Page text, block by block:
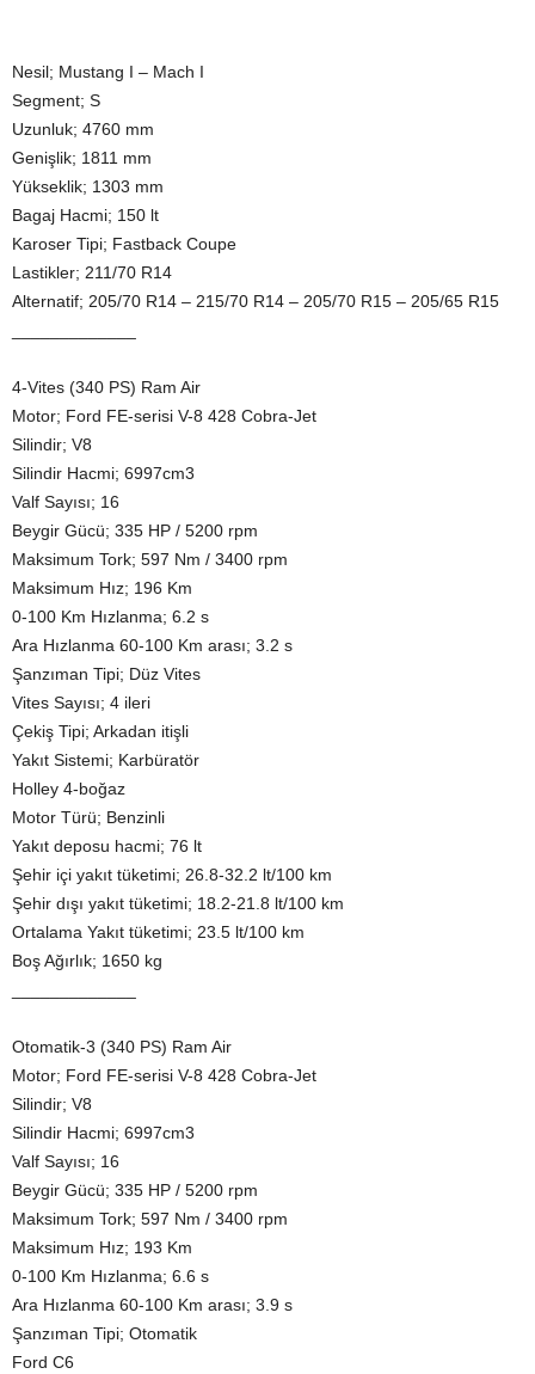
Nesil; Mustang I – Mach I
Segment; S
Uzunluk; 4760 mm
Genişlik; 1811 mm
Yükseklik; 1303 mm
Bagaj Hacmi; 150 lt
Karoser Tipi; Fastback Coupe
Lastikler; 211/70 R14
Alternatif; 205/70 R14 – 215/70 R14 – 205/70 R15 – 205/65 R15
4-Vites (340 PS) Ram Air
Motor; Ford FE-serisi V-8 428 Cobra-Jet
Silindir; V8
Silindir Hacmi; 6997cm3
Valf Sayısı; 16
Beygir Gücü; 335 HP / 5200 rpm
Maksimum Tork; 597 Nm / 3400 rpm
Maksimum Hız; 196 Km
0-100 Km Hızlanma; 6.2 s
Ara Hızlanma 60-100 Km arası; 3.2 s
Şanzıman Tipi; Düz Vites
Vites Sayısı; 4 ileri
Çekiş Tipi; Arkadan itişli
Yakıt Sistemi; Karbüratör
Holley 4-boğaz
Motor Türü; Benzinli
Yakıt deposu hacmi; 76 lt
Şehir içi yakıt tüketimi; 26.8-32.2 lt/100 km
Şehir dışı yakıt tüketimi; 18.2-21.8 lt/100 km
Ortalama Yakıt tüketimi; 23.5 lt/100 km
Boş Ağırlık; 1650 kg
Otomatik-3 (340 PS) Ram Air
Motor; Ford FE-serisi V-8 428 Cobra-Jet
Silindir; V8
Silindir Hacmi; 6997cm3
Valf Sayısı; 16
Beygir Gücü; 335 HP / 5200 rpm
Maksimum Tork; 597 Nm / 3400 rpm
Maksimum Hız; 193 Km
0-100 Km Hızlanma; 6.6 s
Ara Hızlanma 60-100 Km arası; 3.9 s
Şanzıman Tipi; Otomatik
Ford C6